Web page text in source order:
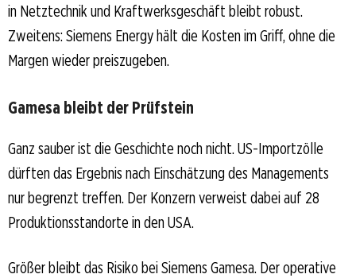
in Netztechnik und Kraftwerksgeschäft bleibt robust.
Zweitens: Siemens Energy hält die Kosten im Griff, ohne die
Margen wieder preiszugeben.
Gamesa bleibt der Prüfstein
Ganz sauber ist die Geschichte noch nicht. US-Importzölle
dürften das Ergebnis nach Einschätzung des Managements
nur begrenzt treffen. Der Konzern verweist dabei auf 28
Produktionsstandorte in den USA.
Größer bleibt das Risiko bei Siemens Gamesa. Der operative